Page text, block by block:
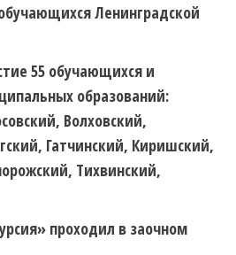
Ленинградской
55 обучающихся и
образований:
Волховский,
Гатчинский, Киришский,
Тихвинский,
проходил в заочном